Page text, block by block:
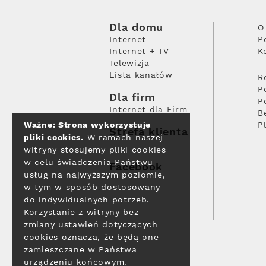
Dla domu
Internet
Internet + TV
Telewizja
Lista kanałów
Dla firm
Internet dla Firm
Strefa klienta
Facebook
Ważne: Strona wykorzystuje
pliki cookies. W ramach naszej
witryny stosujemy pliki cookies
w celu świadczenia Państwu
usług na najwyższym poziomie,
w tym w sposób dostosowany
do indywidualnych potrzeb.
Korzystanie z witryny bez
zmiany ustawień dotyczących
cookies oznacza, że będą one
zamieszczane w Państwa
urządzeniu końcowym.